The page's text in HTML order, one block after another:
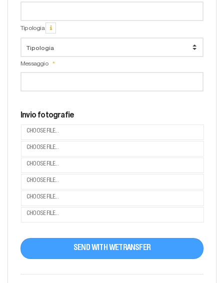
Tipologia
Messaggio
Invio fotografie
CHOOSE FILE...
CHOOSE FILE...
CHOOSE FILE...
CHOOSE FILE...
CHOOSE FILE...
CHOOSE FILE...
SEND WITH WETRANSFER